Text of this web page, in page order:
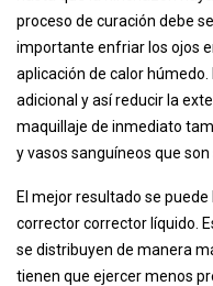
proceso de curación debe
importante enfriar los ojos
aplicación de calor
adicional y así reducir la
maquillaje de inmediato
y vasos sanguíneos que
El mejor resultado se
corrector corrector líquido.
se distribuyen de manera
tienen que ejercer menos